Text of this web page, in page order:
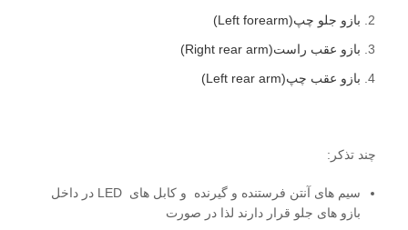
بازو جلو چپ(Left forearm)
بازو عقب راست(Right rear arm)
بازو عقب چپ(Left rear arm)
چند تذکر:
سیم های آنتن فرستنده و گیرنده و کابل های LED در داخل
بازو های جلو قرار دارند لذا در صورت